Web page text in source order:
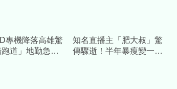
專機降落高雄驚
道」地勤急救
知名直播主「肥大叔」驚
傳驟逝！半年暴瘦變一個